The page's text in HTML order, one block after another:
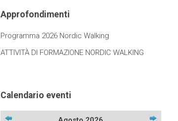
Approfondimenti
Programma 2026 Nordic Walking
ATTIVITÀ DI FORMAZIONE NORDIC WALKING
Calendario eventi